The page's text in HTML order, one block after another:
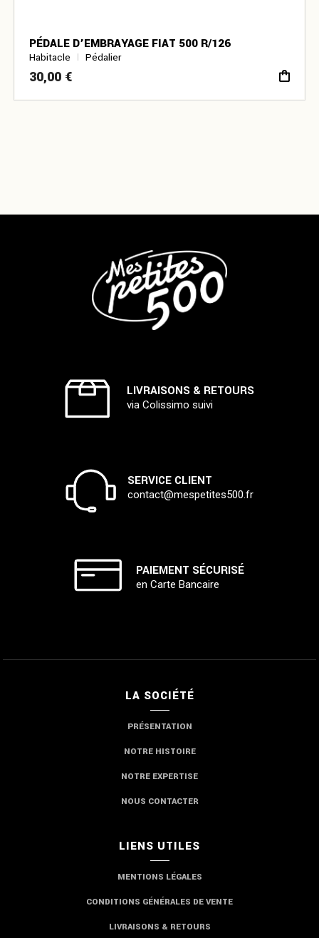
PÉDALE D’EMBRAYAGE FIAT 500 R/126
Habitacle Pédalier
30,00 €
LIVRAISONS & RETOURS
via Colissimo suivi
SERVICE CLIENT
contact@mespetites500.fr
PAIEMENT SÉCURISÉ
en Carte Bancaire
LA SOCIÉTÉ
PRÉSENTATION
NOTRE HISTOIRE
NOTRE EXPERTISE
NOUS CONTACTER
LIENS UTILES
MENTIONS LÉGALES
CONDITIONS GÉNÉRALES DE VENTE
LIVRAISONS & RETOURS